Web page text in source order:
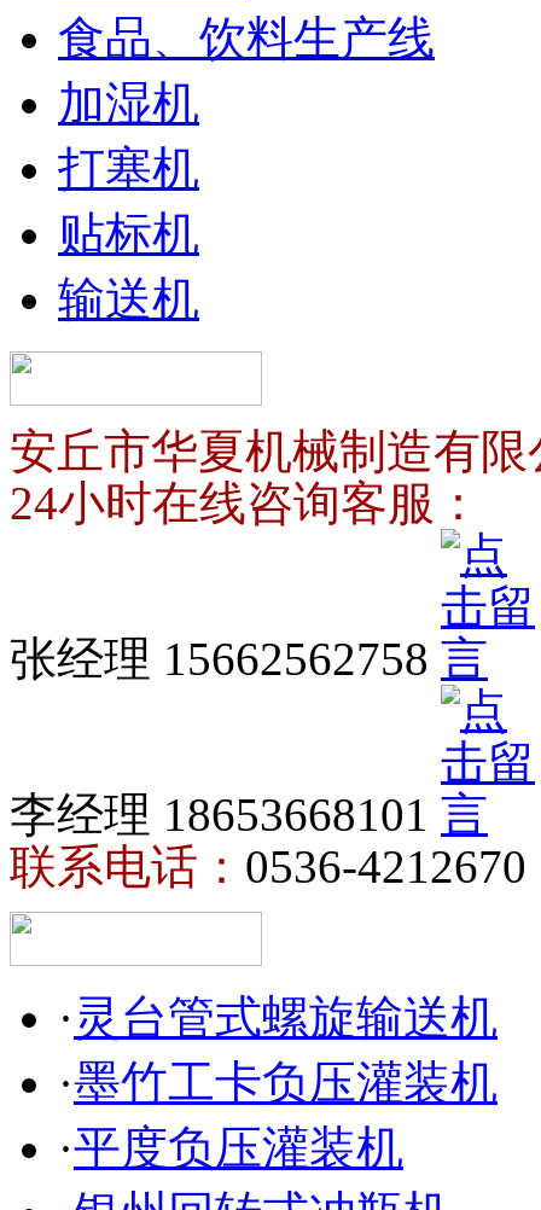
食品、饮料生产线
加湿机
打塞机
贴标机
输送机
安丘市华夏机械制造有限
24小时在线咨询客服：
张经理 15662562758
李经理 18653668101
联系电话： 0536-4212670
· 灵台管式螺旋输送机
·墨竹工卡负压灌装机
·平度负压灌装机